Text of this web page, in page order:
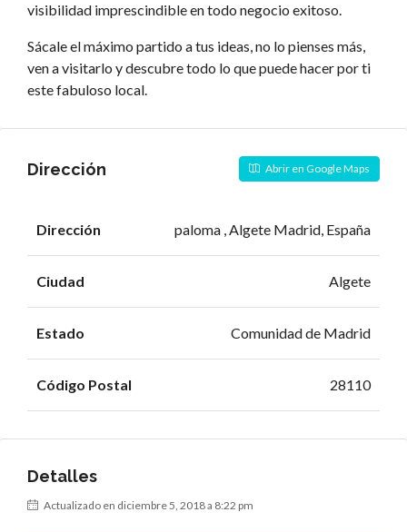
visibilidad imprescindible en todo negocio exitoso.
Sácale el máximo partido a tus ideas, no lo pienses más,
ven a visitarlo y descubre todo lo que puede hacer por ti
este fabuloso local.
Dirección Abrir en Google Maps
Dirección paloma , Algete Madrid, España
Ciudad Algete
Estado Comunidad de Madrid
Código Postal 28110
Detalles
Actualizado en diciembre 5, 2018 a 8:22 pm